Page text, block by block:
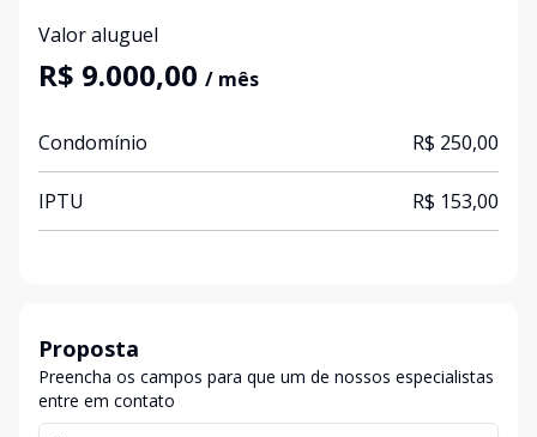
Valor aluguel
R$ 9.000,00 / mês
Condomínio R$ 250,00
IPTU R$ 153,00
Proposta
Preencha os campos para que um de nossos especialistas
entre em contato